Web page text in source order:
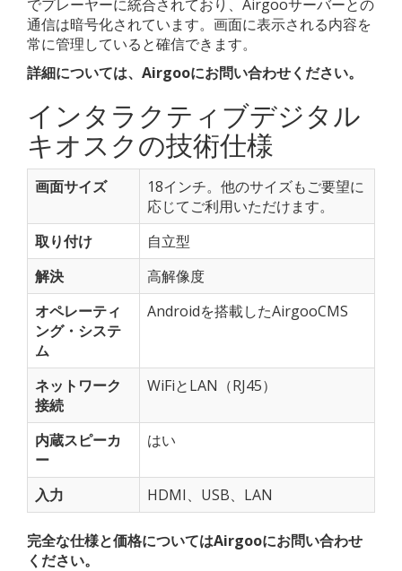
でプレーヤーに統合されており、Airgooサーバーとの
通信は暗号化されています。画面に表示される内容を
常に管理していると確信できます。
詳細については、Airgooにお問い合わせください。
インタラクティブデジタル
キオスクの技術仕様
画面サイズ
18インチ。他のサイズもご要望に
応じてご利用いただけます。
取り付け
自立型
解決
高解像度
オペレーティ
ング・システ
ム
Androidを搭載したAirgooCMS
ネットワーク
接続
WiFiとLAN（RJ45）
内蔵スピーカ
ー
はい
入力 HDMI、USB、LAN
完全な仕様と価格についてはAirgooにお問い合わせ
ください。